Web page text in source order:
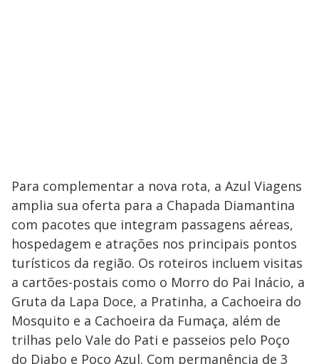
Para complementar a nova rota, a Azul Viagens
amplia sua oferta para a Chapada Diamantina
com pacotes que integram passagens aéreas,
hospedagem e atrações nos principais pontos
turísticos da região. Os roteiros incluem visitas
a cartões-postais como o Morro do Pai Inácio, a
Gruta da Lapa Doce, a Pratinha, a Cachoeira do
Mosquito e a Cachoeira da Fumaça, além de
trilhas pelo Vale do Pati e passeios pelo Poço
do Diabo e Poço Azul. Com permanência de 3